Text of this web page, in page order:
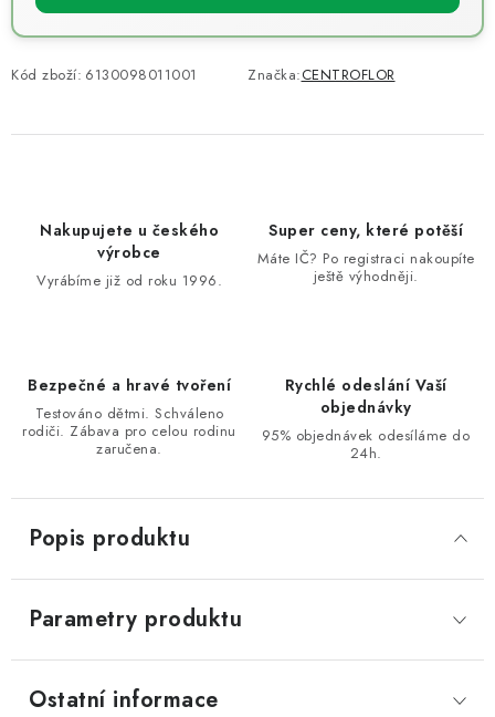
Kód zboží: 6130098011001 Značka:CENTROFLOR
Nakupujete u českého
výrobce
Vyrábíme již od roku 1996.
Super ceny, které potěší
Máte IČ? Po registraci nakoupíte
ještě výhodněji.
Bezpečné a hravé tvoření
Testováno dětmi. Schváleno
rodiči. Zábava pro celou rodinu
zaručena.
Rychlé odeslání Vaší
objednávky
95% objednávek odesíláme do
24h.
Popis produktu
Parametry produktu
Ostatní informace